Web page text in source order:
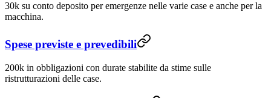
30k su conto deposito per emergenze nelle varie case e anche per la
macchina.
Spese previste e prevedibili
200k in obbligazioni con durate stabilite da stime sulle
ristrutturazioni delle case.